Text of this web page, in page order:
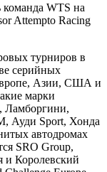
команда WTS на
Attempto Racing
турниров в
серийных
Азии, США и
марки
Ламборгини,
Ауди Sport, Хонда
автодромах
SRO Group,
и Королевский